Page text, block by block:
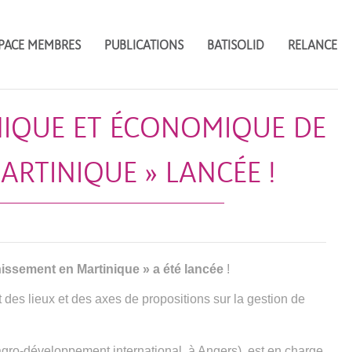
MEMBRES PUBLICATIONS BATISOLID
ET ÉCONOMIQUE DE
» LANCÉE !
en Martinique » a été lancée !
des lieux et des axes de propositions sur la gestion de